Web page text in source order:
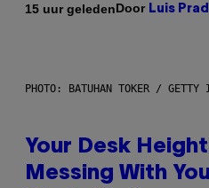
15 uur geledenDoor Luis
PHOTO: BATUHAN TOKER / GETTY
Your Desk
Messing With